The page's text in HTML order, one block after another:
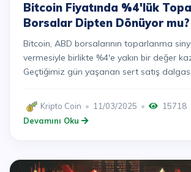
Bitcoin Fiyatında %4'lük
Borsalar Dipten Dönüyor mu?
Bitcoin, ABD borsalarının toparlanma
vermesiyle birlikte %4'e yakın bir değer
Geçtiğimiz gün yaşanan sert satış
Kripto Coin 11/03/2025
15718
Devamını Oku